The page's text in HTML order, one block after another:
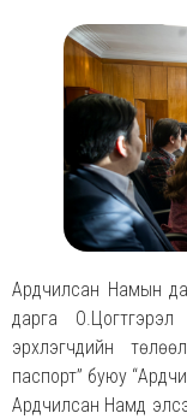
Ардчилсан Намын
дарга
эрхлэгчдийн
паспорт” буюу
Ардчилсан Намд